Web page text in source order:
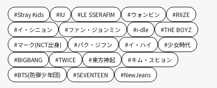
#Stray Kids #IU #LE SSERAFIM #ウォンビン #RIIZE
#イ・シニョン #ファン・ジョンミン #i-dle #THE BOYZ
#マーク(NCT出身) #パク・ジフン #イ・ハイ #少女時代
#BIGBANG #TWICE #東方神起 #キム・スヒョン
#BTS(防弾少年団) #SEVENTEEN #NewJeans